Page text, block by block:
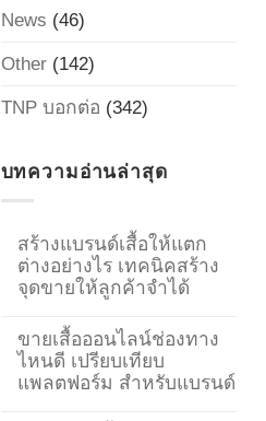
News (46)
Other(142)
TNP บอกต่อ (342)
บทความอ่านล่าสุด
สร้างแบรนด์เสื้อให้แตก
ต่างอย่างไร เทคนิคสร้าง
จุดขายให้ลูกค้าจำได้
ขายเสื้อออนไลน์ช่องทาง
ไหนดี เปรียบเทียบ
แพลตฟอร์ม สำหรับแบรนด์